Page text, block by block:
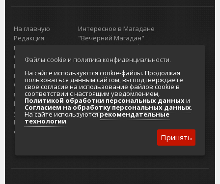
На главную
Редакция
портала
О проекте
Реклама на
портале
Отзывы и
предложения
Интернет-
услуги
Разработка
сайтов
Интересное в Магадане
"Вечерний Магадан"
Городская доска объявлений
Реклама
Главный туристический портал
Колымы
Политика в отношении обработки
персональных данных
Согласие на обработку персональных
данных
Файлы cookie и политика конфиденциальности.
На сайте используются cookie-файлы. Продолжая
пользоваться данным сайтом, вы подтверждаете
свое согласие на использование файлов cookie в
соответствии с настоящим уведомлением,
Политикой обработки персональных данныхи
Согласием на обработку персональных данных.
На сайте используютсярекомендательные
технологии.
Принять